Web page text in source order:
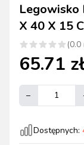
Legowisko
X 40 X 15
(0.0
65.71
–
Dostępnych: